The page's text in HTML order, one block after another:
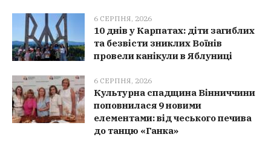
6 СЕРПНЯ, 2026
10 днів у Карпатах: діти загиблих
та безвісти зниклих Воїнів
провели канікули в Яблуниці
6 СЕРПНЯ, 2026
Культурна спадщина Вінниччини
поповнилася 9 новими
елементами: від чеського печива
до танцю «Ганка»